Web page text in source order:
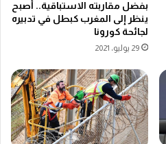
بفضل مقاربته الاستباقية.. أصبح
ينظر إلى المغرب كبطل في تدبيره
لجائحة كورونا
29 يوليو، 2021